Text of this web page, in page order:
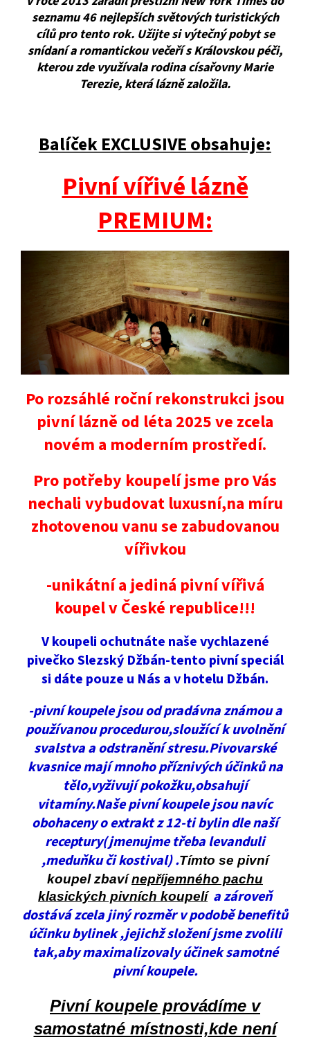
seznamu 46 nejlepších světových turistických
cílů pro tento rok. Užijte si výtečný pobyt se
snídaní a romantickou večeří s Královskou péči,
kterou zde využívala rodina císařovny Marie
Terezie, která lázně založila.
Balíček EXCLUSIVE obsahuje:
Pivní vířivé lázně
PREMIUM:
Po rozsáhlé roční rekonstrukci jsou
pivní lázně od léta 2025 ve zcela
novém a moderním prostředí.
Pro potřeby koupelí jsme pro Vás
nechali vybudovat luxusní,na míru
zhotovenou vanu se zabudovanou
vířivkou
-unikátní a jediná pivní vířivá
koupel v České republice!!!
V koupeli ochutnáte naše vychlazené
pivečko Slezský Džbán-tento pivní speciál
si dáte pouze u Nás a v hotelu Džbán.
-pivní koupele jsou od pradávna známou a
používanou procedurou,sloužící k uvolnění
svalstva a odstranění stresu.Pivovarské
kvasnice mají mnoho příznivých účinků na
tělo,vyživují pokožku,obsahují
vitamíny.Naše pivní koupele jsou navíc
obohaceny o extrakt z 12-ti bylin dle naší
receptury(jmenujme třeba levanduli
,meduňku či kostival) .Tímto se pivní
koupel zbavínepříjemného pachu
klasických pivních koupelía zároveň
dostává zcela jiný rozměr v podobě benefitů
účinku bylinek ,jejichž složení jsme zvolili
tak,aby maximalizovaly účinek samotné
pivní koupele.
Pivní koupele provádíme v
samostatné místnosti,kde není